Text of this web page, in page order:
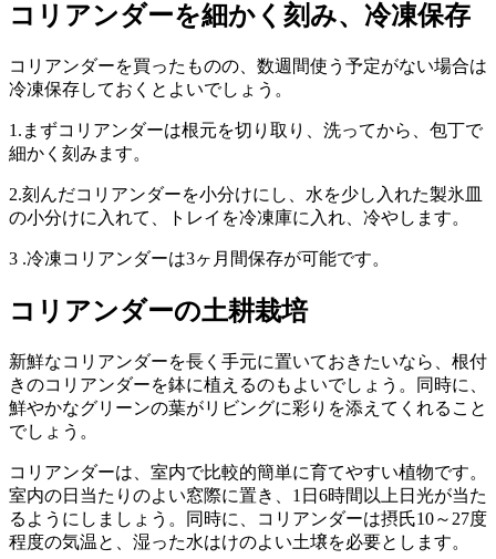
コリアンダーを細かく刻み、冷凍保存
コリアンダーを買ったものの、数週間使う予定がない場合は
冷凍保存しておくとよいでしょう。
1.まずコリアンダーは根元を切り取り、洗ってから、包丁で
細かく刻みます。
2.刻んだコリアンダーを小分けにし、水を少し入れた製氷皿
の小分けに入れて、トレイを冷凍庫に入れ、冷やします。
3 .冷凍コリアンダーは3ヶ月間保存が可能です。
コリアンダーの土耕栽培
新鮮なコリアンダーを長く手元に置いておきたいなら、根付
きのコリアンダーを鉢に植えるのもよいでしょう。同時に、
鮮やかなグリーンの葉がリビングに彩りを添えてくれること
でしょう。
コリアンダーは、室内で比較的簡単に育てやすい植物です。
室内の日当たりのよい窓際に置き、1日6時間以上日光が当た
るようにしましょう。同時に、コリアンダーは摂氏10～27度
程度の気温と、湿った水はけのよい土壌を必要とします。